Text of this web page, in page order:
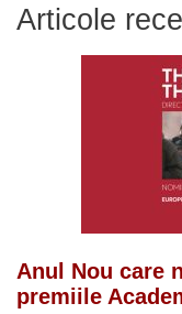
Articole
Anul Nou care
premiile